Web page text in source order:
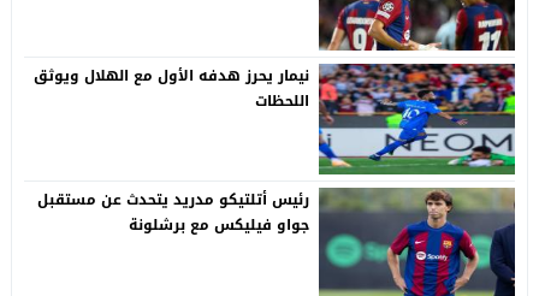
نيمار يحرز هدفه الأول مع الهلال ويوثق
اللحظات
رئيس أتلتيكو مدريد يتحدث عن مستقبل
جواو فيليكس مع برشلونة